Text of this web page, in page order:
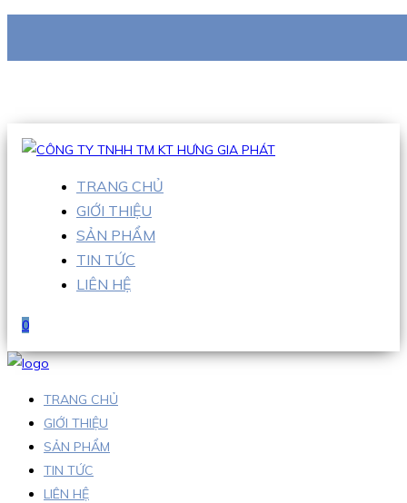
Hotline:0938 710 079
TRANG CHỦ
GIỚI THIỆU
SẢN PHẨM
TIN TỨC
LIÊN HỆ
0
TRANG CHỦ
GIỚI THIỆU
SẢN PHẨM
TIN TỨC
LIÊN HỆ